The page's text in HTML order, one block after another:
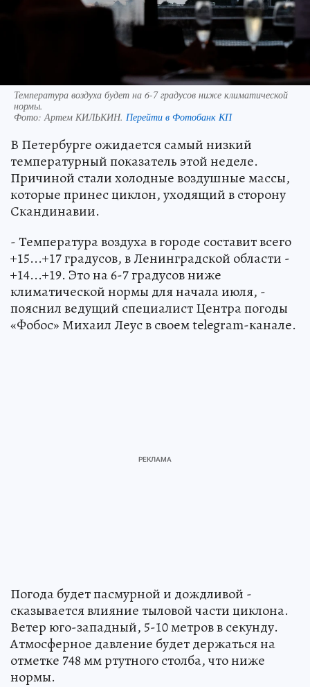
Температура воздуха будет на 6-7 градусов ниже климатической
нормы.
Фото: Артем КИЛЬКИН. Перейти в Фотобанк КП
В Петербурге ожидается самый низкий
температурный показатель этой неделе.
Причиной стали холодные воздушные массы,
которые принес циклон, уходящий в сторону
Скандинавии.
- Температура воздуха в городе составит всего
+15...+17 градусов, в Ленинградской области -
+14...+19. Это на 6-7 градусов ниже
климатической нормы для начала июля, -
пояснил ведущий специалист Центра погоды
«Фобос» Михаил Леус в своем telegram-канале.
Погода будет пасмурной и дождливой -
сказывается влияние тыловой части циклона.
Ветер юго-западный, 5-10 метров в секунду.
Атмосферное давление будет держаться на
отметке 748 мм ртутного столба, что ниже
нормы.